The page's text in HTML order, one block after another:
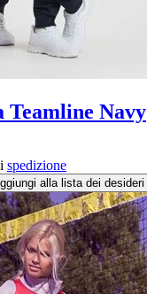
Teamline Navy
spedizione